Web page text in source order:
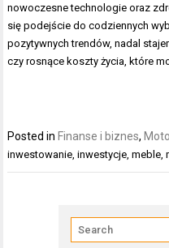
nowoczesne technologie oraz
się podejście do codziennych
pozytywnych trendów, nadal
czy rosnące koszty życia, które
Posted in Finanse i biznes,
inwestowanie,inwestycje,meble,